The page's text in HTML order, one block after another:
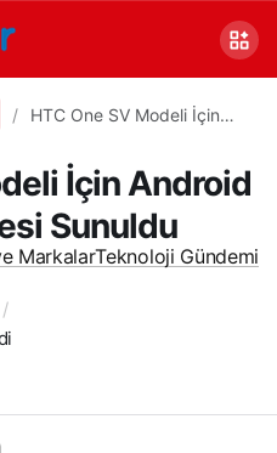
MarkalarTeknoloji Gündemi
HTC One SV Modeli İçin
İçin Android
Sunuldu